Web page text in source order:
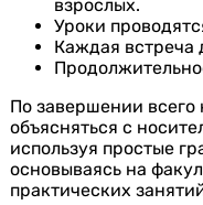
взрослых.
Уроки
Каждая встреча
По завершении
объясняться с
используя простые
основываясь на
практических